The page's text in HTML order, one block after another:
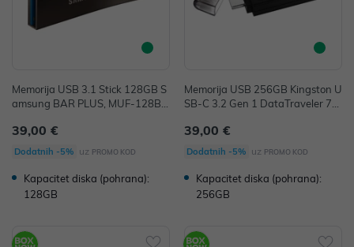
Memorija USB 3.1 Stick 128GB S
amsung BAR PLUS, MUF-128BE
39,00 €
Dodatnih -5% uz PROMO KOD
Kapacitet diska (pohrana):
128GB
Memorija USB 256GB Kingston U
SB-C 3.2 Gen 1 DataTraveler 70
39,00 €
Dodatnih -5% uz PROMO KOD
Kapacitet diska (pohrana):
256GB